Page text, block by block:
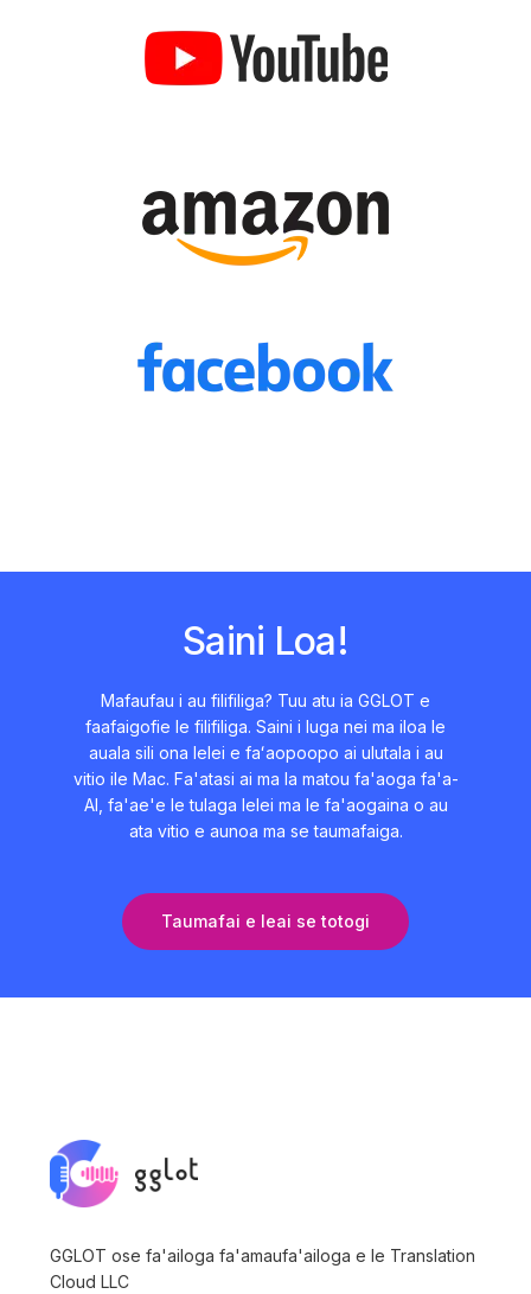
Saini Loa!
Mafaufau i au filifiliga? Tuu atu ia GGLOT e
faafaigofie le filifiliga. Saini i luga nei ma iloa le
auala sili ona lelei e faʻaopoopo ai ulutala i au
vitio ile Mac. Fa'atasi ai ma la matou fa'aoga fa'a-
AI, fa'ae'e le tulaga lelei ma le fa'aogaina o au
ata vitio e aunoa ma se taumafaiga.
Taumafai e leai se totogi
GGLOT ose fa'ailoga fa'amaufa'ailoga e le Translation
Cloud LLC